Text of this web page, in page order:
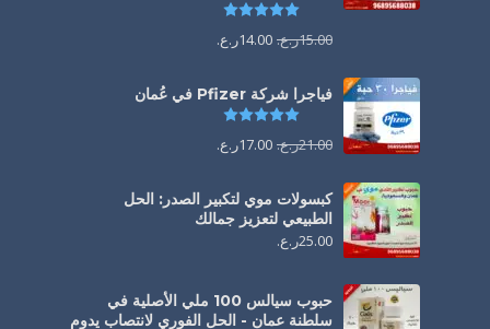
15.00ر.ع. 14.00ر.ع.
فياجرا شركة Pfizer في عُمان
21.00ر.ع. 17.00ر.ع.
كبسولات موي لتكبير الصدر: الحل
الطبيعي لتعزيز جمالك
25.00ر.ع.
حبوب سيالس 100 ملي الأصلية في
سلطنة عمان - الحل الفوري لانتصاب يدوم